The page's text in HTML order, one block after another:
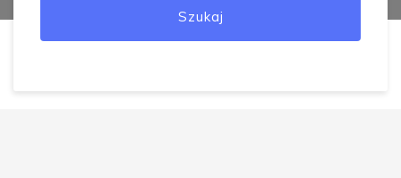
Szukaj